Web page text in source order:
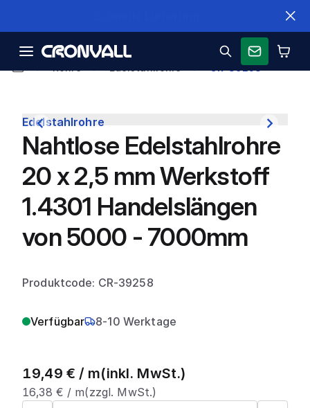
CR-39258
Edelstahlrohre
Nahtlose Edelstahlrohre
20 x 2,5 mm Werkstoff
1.4301 Handelslängen
von 5000 - 7000mm
Produktcode: CR-39258
Verfügbar 8-10 Werktage
19,49 € / m(inkl. MwSt.)
16,38 € / m(zzgl. MwSt.)